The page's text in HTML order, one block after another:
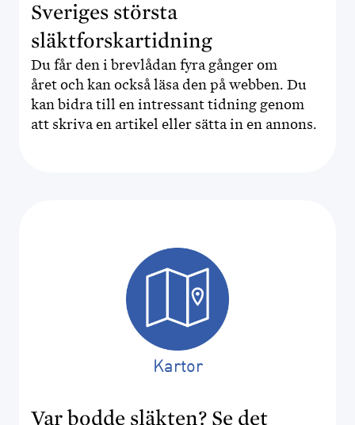
Sveriges största
släktforskartidning
Du får den i brevlådan fyra gånger om
året och kan också läsa den på webben. Du
kan bidra till en intressant tidning genom
att skriva en artikel eller sätta in en annons.
Kartor
Var bodde släkten? Se det